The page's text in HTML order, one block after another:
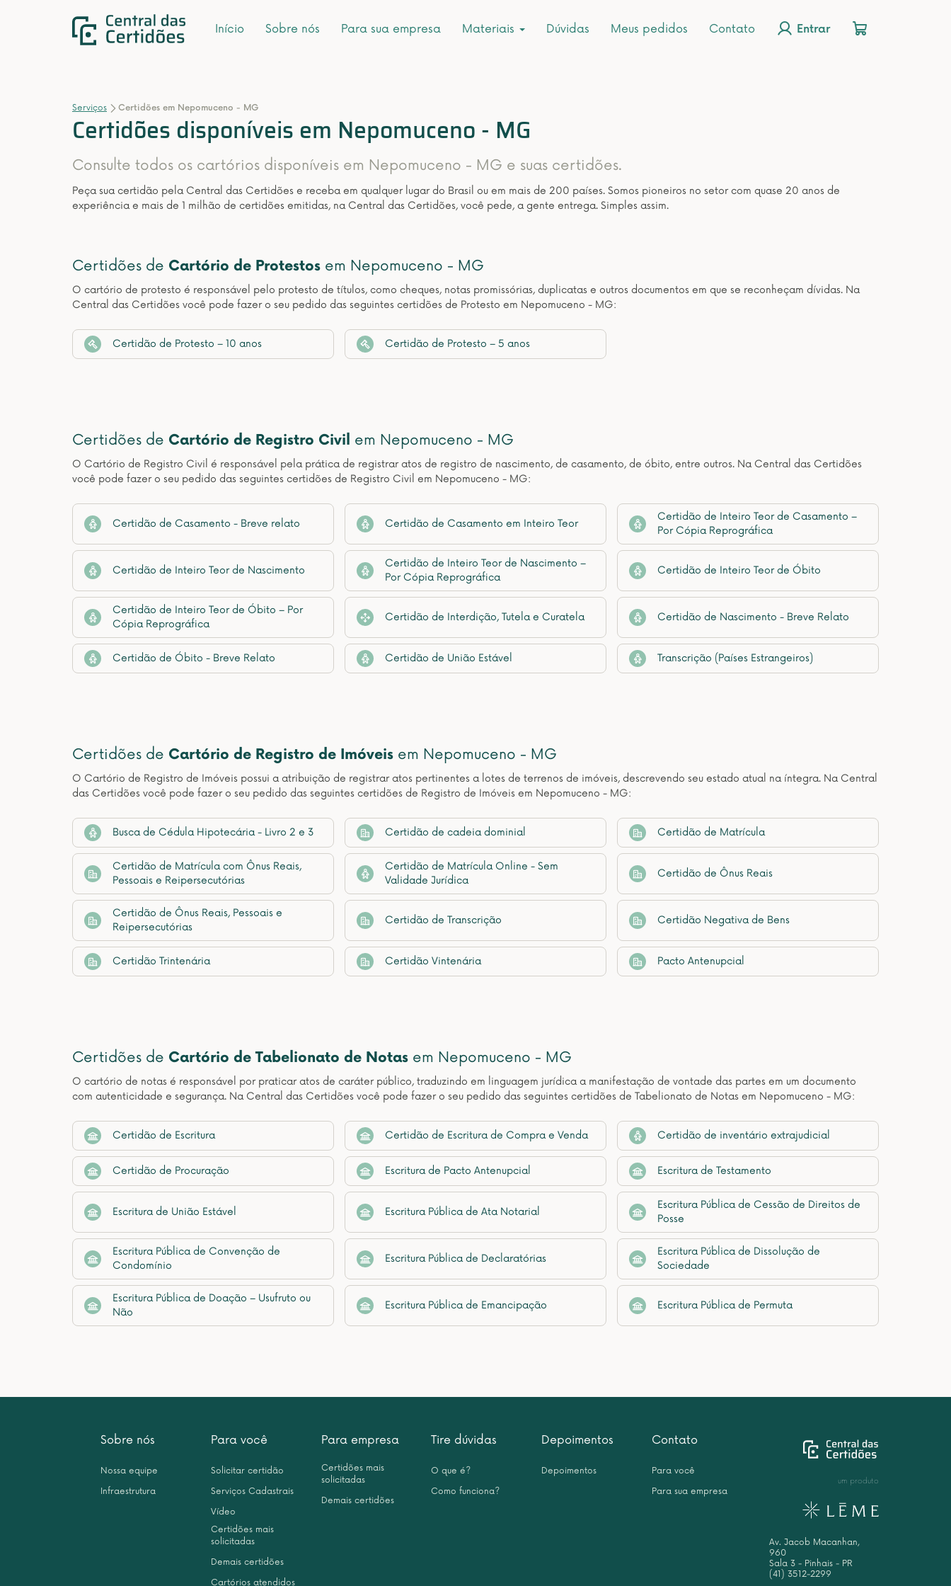
Início Sobre nós Para sua empresa Materiais Dúvidas Meus pedidos Contato Entrar
Serviços Certidões em Nepomuceno - MG
Certidões disponíveis em Nepomuceno - MG
Consulte todos os cartórios disponíveis em Nepomuceno - MG e suas certidões.
Peça sua certidão pela Central das Certidões e receba em qualquer lugar do Brasil ou em mais de 200 países. Somos pioneiros no setor com quase 20 anos de
experiência e mais de 1 milhão de certidões emitidas, na Central das Certidões, você pede, a gente entrega. Simples assim.
Certidões de Cartório de Protestos em Nepomuceno - MG
O cartório de protesto é responsável pelo protesto de títulos, como cheques, notas promissórias, duplicatas e outros documentos em que se reconheçam dívidas. Na
Central das Certidões você pode fazer o seu pedido das seguintes certidões de Protesto em Nepomuceno - MG:
Certidão de Protesto – 10 anos Certidão de Protesto – 5 anos
Certidões de Cartório de Registro Civil em Nepomuceno - MG
O Cartório de Registro Civil é responsável pela prática de registrar atos de registro de nascimento, de casamento, de óbito, entre outros. Na Central das Certidões
você pode fazer o seu pedido das seguintes certidões de Registro Civil em Nepomuceno - MG:
Certidão de Casamento - Breve relato Certidão de Casamento em Inteiro Teor
Certidão de Inteiro Teor de Casamento –
Por Cópia Reprográfica
Certidão de Inteiro Teor de Nascimento
Certidão de Inteiro Teor de Nascimento –
Por Cópia Reprográfica
Certidão de Inteiro Teor de Óbito
Certidão de Inteiro Teor de Óbito – Por
Cópia Reprográfica
Certidão de Interdição, Tutela e Curatela Certidão de Nascimento - Breve Relato
Certidão de Óbito - Breve Relato Certidão de União Estável Transcrição (Países Estrangeiros)
Certidões de Cartório de Registro de Imóveis em Nepomuceno - MG
O Cartório de Registro de Imóveis possui a atribuição de registrar atos pertinentes a lotes de terrenos de imóveis, descrevendo seu estado atual na íntegra. Na Central
das Certidões você pode fazer o seu pedido das seguintes certidões de Registro de Imóveis em Nepomuceno - MG:
Busca de Cédula Hipotecária - Livro 2 e 3 Certidão de cadeia dominial Certidão de Matrícula
Certidão de Matrícula com Ônus Reais,
Pessoais e Reipersecutórias
Certidão de Matrícula Online - Sem
Validade Jurídica
Certidão de Ônus Reais
Certidão de Ônus Reais, Pessoais e
Reipersecutórias
Certidão de Transcrição Certidão Negativa de Bens
Certidão Trintenária Certidão Vintenária Pacto Antenupcial
Certidões de Cartório de Tabelionato de Notas em Nepomuceno - MG
O cartório de notas é responsável por praticar atos de caráter público, traduzindo em linguagem jurídica a manifestação de vontade das partes em um documento
com autenticidade e segurança. Na Central das Certidões você pode fazer o seu pedido das seguintes certidões de Tabelionato de Notas em Nepomuceno - MG:
Certidão de Escritura Certidão de Escritura de Compra e Venda Certidão de inventário extrajudicial
Certidão de Procuração Escritura de Pacto Antenupcial Escritura de Testamento
Escritura de União Estável Escritura Pública de Ata Notarial
Escritura Pública de Cessão de Direitos de
Posse
Escritura Pública de Convenção de
Condomínio
Escritura Pública de Declaratórias
Escritura Pública de Dissolução de
Sociedade
Escritura Pública de Doação – Usufruto ou
Não
Escritura Pública de Emancipação Escritura Pública de Permuta
Sobre nós
Nossa equipe
Infraestrutura
Para você
Solicitar certidão
Serviços Cadastrais
Vídeo
Certidões mais
solicitadas
Demais certidões
Cartórios atendidos
Para empresa
Certidões mais
solicitadas
Demais certidões
Tire dúvidas
O que é?
Como funciona?
Depoimentos
Depoimentos
Contato
Para você
Para sua empresa
um produto
Av. Jacob Macanhan,
960
Sala 3 - Pinhais - PR
(41) 3512-2299